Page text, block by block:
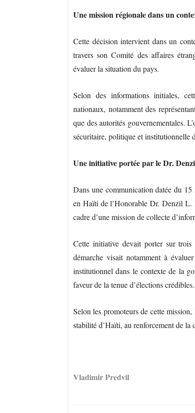
Une mission régionale dans un
Cette décision intervient dans un
travers son Comité des affaires
évaluer la situation du pays.
Selon des informations initiales,
nationaux, notamment des
que des autorités gouvernementales.
sécuritaire, politique et institutionnelle
Une initiative portée par le Dr.
Dans une communication datée du
en Haïti de l’Honorable Dr. Denzil
cadre d’une mission de collecte
Cette initiative devait porter sur
démarche visait notamment à
institutionnel dans le contexte de la
faveur de la tenue d’élections crédibles.
Selon les promoteurs de cette
stabilité d’Haïti, au renforcement de
Vladimir Predvil